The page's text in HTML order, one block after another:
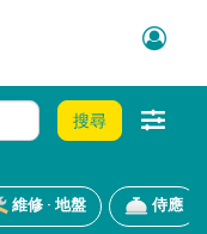
搜尋
維修 · 地盤 侍應